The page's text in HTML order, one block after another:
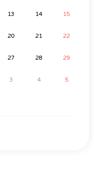
13 14 15
20 21 22
27 28 29
3 4 5